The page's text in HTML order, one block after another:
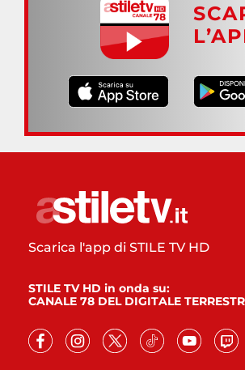
Scarica l'app di STILE TV HD
STILE TV HD in onda su:
CANALE 78 DEL DIGITALE